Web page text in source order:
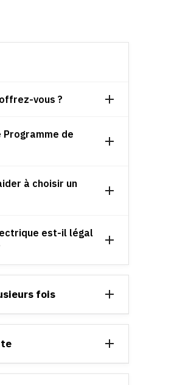
vous ?
de
à choisir un
est-il légal
fois